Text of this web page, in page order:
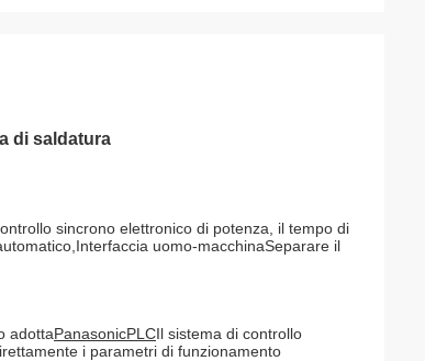
di saldatura
sincrono elettronico di potenza, il tempo di
uomo-macchinaSeparare il
adottaPanasonicPLCIl sistema di controllo
i parametri di funzionamento